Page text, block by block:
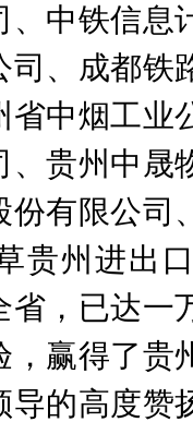
、中铁信息
司、成都
省中烟工业
、贵州中晟
份有限公司
贵州进出
省，已达一
，赢得了贵
导的高度